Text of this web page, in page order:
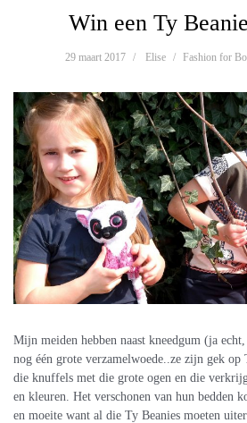
Win een Ty
29 maart 2017 Elise Fashion for
Mijn meiden hebben naast kneedgum (ja
nog één grote verzamelwoede..ze zijn gek op
die knuffels met die grote ogen en die
en kleuren. Het verschonen van hun bedden
en moeite want al die Ty Beanies moeten